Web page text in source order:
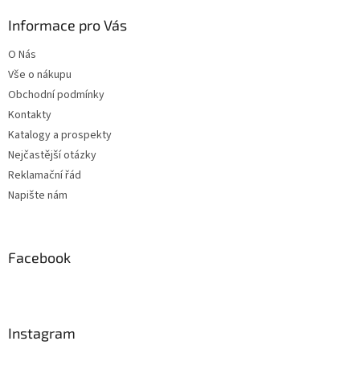
Informace pro Vás
O Nás
Vše o nákupu
Obchodní podmínky
Kontakty
Katalogy a prospekty
Nejčastější otázky
Reklamační řád
Napište nám
Facebook
Instagram